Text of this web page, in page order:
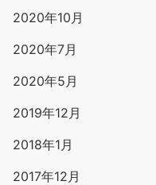
2020年10月
2020年7月
2020年5月
2019年12月
2018年1月
2017年12月